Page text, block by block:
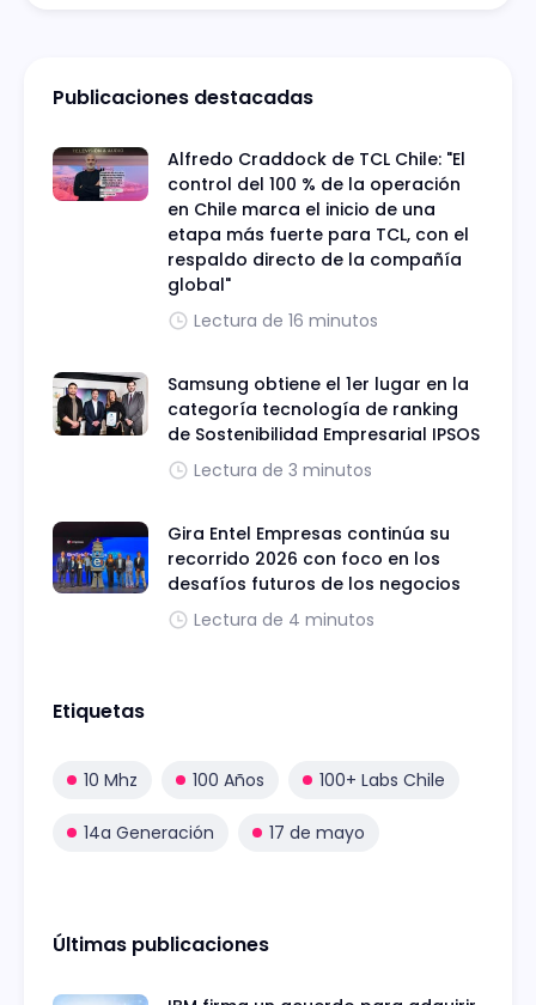
Publicaciones destacadas
Alfredo Craddock de TCL Chile: "El
control del 100 % de la operación
en Chile marca el inicio de una
etapa más fuerte para TCL, con el
respaldo directo de la compañía
global"
Lectura de 16 minutos
Samsung obtiene el 1er lugar en la
categoría tecnología de ranking
de Sostenibilidad Empresarial IPSOS
Lectura de 3 minutos
Gira Entel Empresas continúa su
recorrido 2026 con foco en los
desafíos futuros de los negocios
Lectura de 4 minutos
Etiquetas
10 Mhz 100 Años 100+ Labs Chile
14a Generación 17 de mayo
Últimas publicaciones